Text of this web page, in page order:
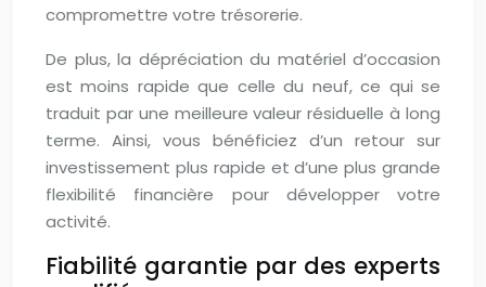
compromettre votre trésorerie.
De plus, la dépréciation du matériel d’occasion
est moins rapide que celle du neuf, ce qui se
traduit par une meilleure valeur résiduelle à long
terme. Ainsi, vous bénéficiez d’un retour sur
investissement plus rapide et d’une plus grande
flexibilité financière pour développer votre
activité.
Fiabilité garantie par des experts